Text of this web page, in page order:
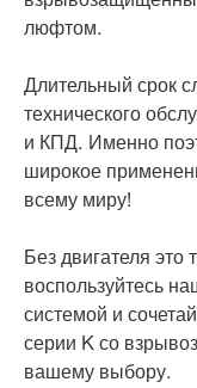
люфтом.
Длительный срок
технического
и КПД. Именно
широкое
всему миру!
Без двигателя
воспользуйтесь
системой и
серии K со
вашему выбору.